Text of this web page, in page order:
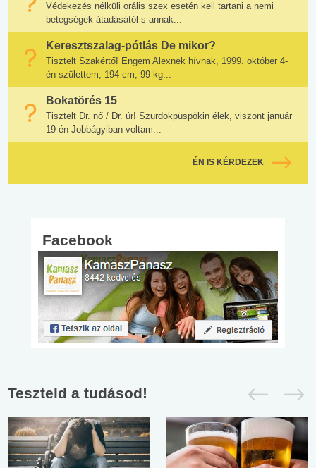
Védekezés nélküli orális szex esetén kell tartani a nemi
betegségek átadásától s annak...
Keresztszalag-pótlás De mikor?
Tisztelt Szakértő! Engem Alexnek hívnak, 1999. október 4-
én születtem, 194 cm, 99 kg...
Bokatörés 15
Tisztelt Dr. nő / Dr. úr! Szurdokpüspökin élek, viszont január
19-én Jobbágyiban voltam...
ÉN IS KÉRDEZEK
Facebook
Teszteld a tudásod!